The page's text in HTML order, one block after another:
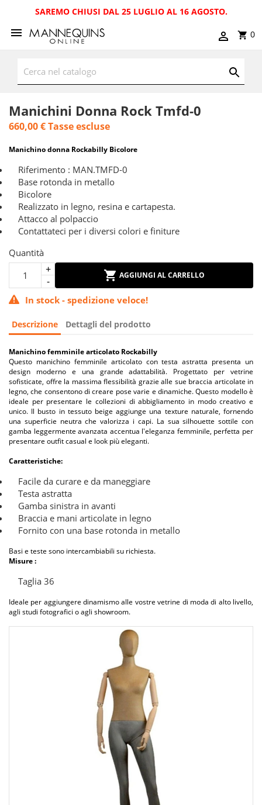
SAREMO CHIUSI DAL 25 LUGLIO AL 16 AGOSTO.
0
Manichini Donna Rock Tmfd-0
660,00 €Tasse escluse
Manichino donna Rockabilly Bicolore
Riferimento : MAN.TMFD-0
Base rotonda in metallo
Bicolore
Realizzato in legno, resina e cartapesta.
Attacco al polpaccio
Contattateci per i diversi colori e finiture
Quantità
AGGIUNGI AL CARRELLO
In stock - spedizione veloce!
Descrizione Dettagli del prodotto
Manichino femminile articolato Rockabilly
Questo manichino femminile articolato con testa astratta presenta un
design moderno e una grande adattabilità. Progettato per vetrine
sofisticate, offre la massima flessibilità grazie alle sue braccia articolate in
legno, che consentono di creare pose varie e dinamiche. Questo modello è
ideale per presentare le collezioni di abbigliamento in modo creativo e
unico. Il busto in tessuto beige aggiunge una texture naturale, fornendo
una superficie neutra che valorizza i capi. La sua silhouette sottile con
gamba leggermente avanzata accentua l'eleganza femminile, perfetta per
presentare outfit casual e look più eleganti.
Caratteristiche:
Facile da curare e da maneggiare
Testa astratta
Gamba sinistra in avanti
Braccia e mani articolate in legno
Fornito con una base rotonda in metallo
Basi e teste sono intercambiabili su richiesta.
Misure :
Taglia 36
Ideale per aggiungere dinamismo alle vostre vetrine di moda di alto livello,
agli studi fotografici o agli showroom.